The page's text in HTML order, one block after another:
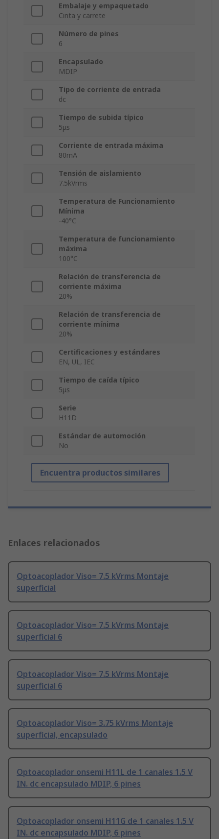
Embalaje y empaquetado
Cinta y carrete
Número de pines
6
Encapsulado
MDIP
Tipo de corriente de entrada
dc
Tiempo de subida típico
5μs
Corriente de entrada máxima
80mA
Tensión de aislamiento
7.5kVrms
Temperatura de Funcionamiento
Mínima
-40°C
Temperatura de funcionamiento
máxima
100°C
Relación de transferencia de
corriente máxima
20%
Relación de transferencia de
corriente mínima
20%
Certificaciones y estándares
EN, UL, IEC
Tiempo de caída típico
5μs
Serie
H11D
Estándar de automoción
No
Encuentra productos similares
Enlaces relacionados
Optoacoplador Viso= 7.5 kVrms Montaje
superficial
Optoacoplador Viso= 7.5 kVrms Montaje
superficial 6
Optoacoplador Viso= 7.5 kVrms Montaje
superficial 6
Optoacoplador Viso= 3.75 kVrms Montaje
superficial, encapsulado
Optoacoplador onsemi H11L de 1 canales 1.5 V
IN. dc encapsulado MDIP, 6 pines
Optoacoplador onsemi H11G de 1 canales 1.5 V
IN. dc encapsulado MDIP, 6 pines